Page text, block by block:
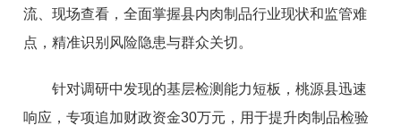
流、现场查看，全面掌握县内肉制品行业现状和监管难
点，精准识别风险隐患与群众关切。
针对调研中发现的基层检测能力短板，桃源县迅速
响应，专项追加财政资金30万元，用于提升肉制品检验